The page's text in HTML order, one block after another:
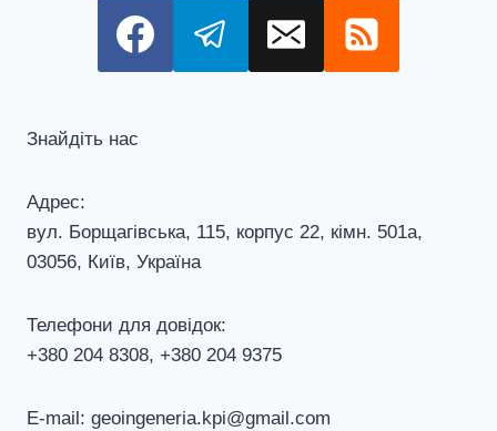
Знайдіть нас
Адрес:
вул. Борщагівська, 115, корпус 22, кiмн. 501а,
03056, Київ, Україна
Телефони для довiдок:
+380 204 8308, +380 204 9375
E-mail: geoingeneria.kpi@gmail.com